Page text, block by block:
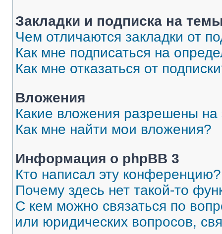
Закладки и подписка на
Чем отличаются закладки от
Как мне подписаться на
Как мне отказаться от
Вложения
Какие вложения разрешены
Как мне найти мои вложения?
Информация о phpBB 3
Кто написал эту конференцию?
Почему здесь нет такой-то
С кем можно связаться по
или юридических вопросов,